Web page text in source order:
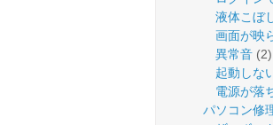
液体こぼ
画面が映
異常音 (2)
起動しな
電源が落
パソコン修